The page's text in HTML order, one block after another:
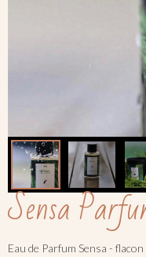
Sensa
Eau de Parfum Sensa -